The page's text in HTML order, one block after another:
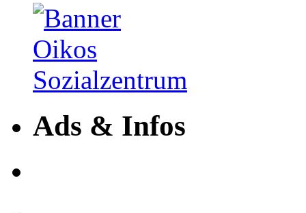
Ads & Infos